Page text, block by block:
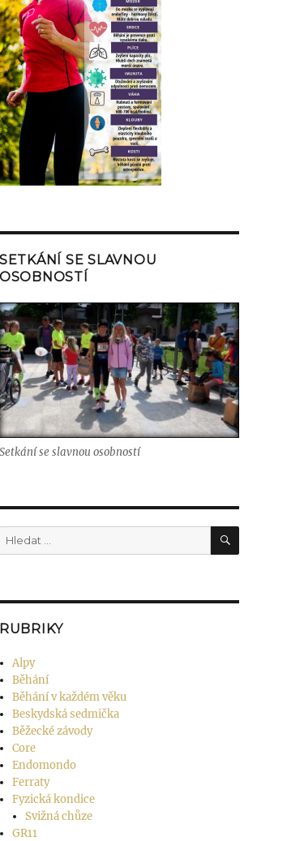
SETKÁNÍ SE SLAVNOU
OSOBNOSTÍ
Setkání se slavnou osobností
Hledat: Hledání
RUBRIKY
Alpy
Běhání
Běhání v každém věku
Beskydská sedmička
Běžecké závody
Core
Endomondo
Ferraty
Fyzická kondice
Svižná chůze
GR11